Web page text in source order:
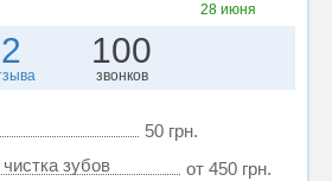
28 июня
2 100
звонков
50 грн.
зубов
от 450 грн.